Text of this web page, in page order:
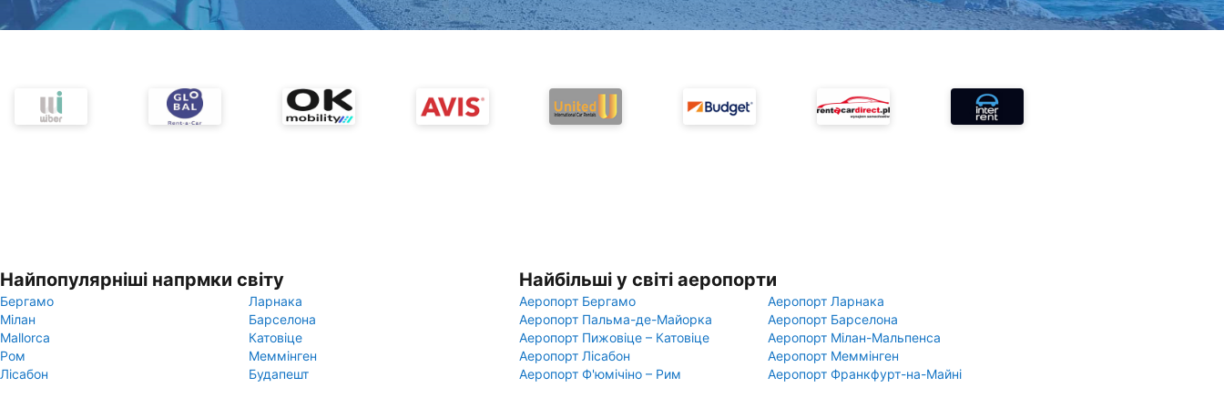
Найпопулярніші напрмки світу
Бергамо
Ларнака
Мілан
Барселона
Mallorca
Катовіце
Ром
Меммінген
Лісабон
Будапешт
Найбільші у світі аеропорти
Аеропорт Бергамо
Аеропорт Ларнака
Аеропорт Пальма-де-Майорка
Аеропорт Барселона
Аеропорт Пижовіце – Катовіце
Аеропорт Мілан-Мальпенса
Аеропорт Лісабон
Аеропорт Меммінген
Аеропорт Ф'юмічіно – Рим
Аеропорт Франкфурт-на-Майні